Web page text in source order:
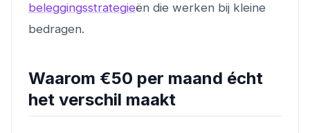
beleggingsstrategieën die werken bij kleine
bedragen.
Waarom €50 per maand écht
het verschil maakt